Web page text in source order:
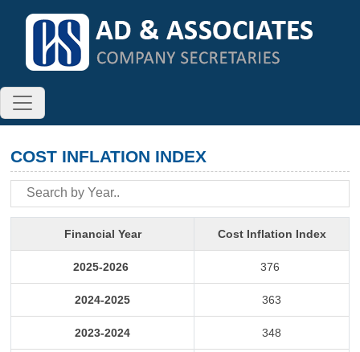
COST INFLATION INDEX
Financial Year Cost Inflation Index
2025-2026 376
2024-2025 363
2023-2024 348